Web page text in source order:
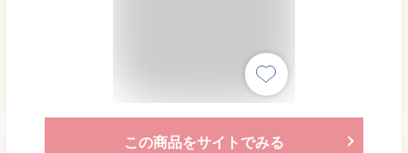
この商品をサイトでみる